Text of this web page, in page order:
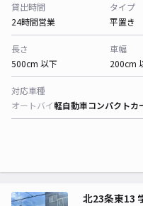
貸出時間
24時間営業
タイプ
平置き
長さ
500cm 以下
車幅
200cm
対応車種
オートバイ軽自動車コンパクトカ
北23条東13